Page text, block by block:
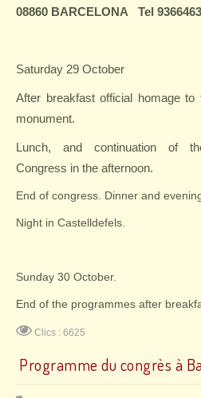
08860 BARCELONA Tel
Saturday 29 October
After breakfast official homage to
monument.
Lunch, and continuation of
Congress in the afternoon.
End of congress. Dinner and
Night in Castelldefels.
Sunday 30 October.
End of the programmes after
Clics : 6625
Programme du congrès à